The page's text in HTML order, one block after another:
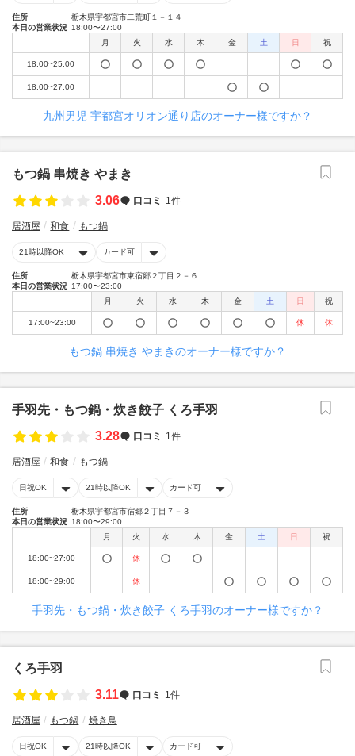
住所
栃木県宇都宮市二荒町１－１４
本日の営業状況 18:00〜27:00
月
火 水 木 金 土 日 祝
18:00~25:00
18:00~27:00
九州男児 宇都宮オリオン通り店のオーナー様ですか？
もつ鍋 串焼き やまき
3.06
口コミ 1件
居酒屋 和食 もつ鍋
21時以降OK カード可
住所
栃木県宇都宮市東宿郷２丁目２－６
本日の営業状況 17:00〜23:00
月
火 水 木 金 土 日 祝
17:00~23:00 休 休
もつ鍋 串焼き やまきのオーナー様ですか？
手羽先・もつ鍋・炊き餃子 くろ手羽
3.28
口コミ 1件
居酒屋 和食 もつ鍋
日祝OK 21時以降OK カード可
住所
栃木県宇都宮市宿郷２丁目７－３
本日の営業状況 18:00〜29:00
月
火 水 木 金 土 日 祝
18:00~27:00 休
18:00~29:00 休
手羽先・もつ鍋・炊き餃子 くろ手羽のオーナー様ですか？
くろ手羽
3.11
口コミ 1件
居酒屋 もつ鍋 焼き鳥
日祝OK 21時以降OK カード可